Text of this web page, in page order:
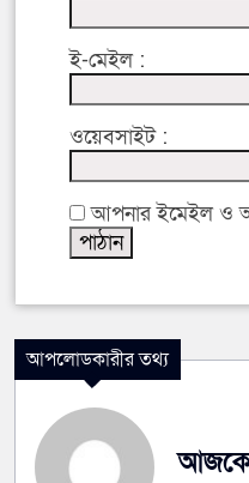
ই-মেইল :
ওয়েবসাইট :
আপনার ইমেইল ও
আপলোডকারীর তথ্য